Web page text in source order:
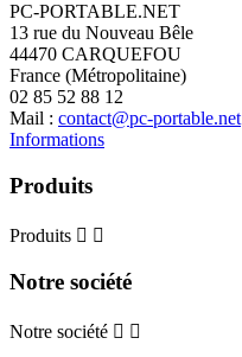
PC-PORTABLE.NET
13 rue du Nouveau Bêle
44470 CARQUEFOU
France (Métropolitaine)
02 85 52 88 12
Mail : contact@pc-portable.net
Informations
Produits
Produits  
Notre société
Notre société  